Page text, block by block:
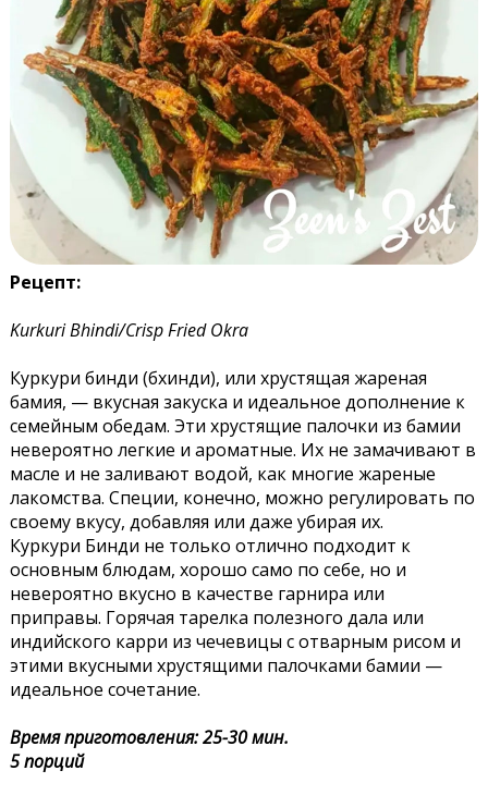
Рецепт:
Kurkuri Bhindi/Crisp Fried Okra
Куркури бинди (бхинди), или хрустящая жареная
бамия, — вкусная закуска и идеальное дополнение к
семейным обедам. Эти хрустящие палочки из бамии
невероятно легкие и ароматные. Их не замачивают в
масле и не заливают водой, как многие жареные
лакомства. Специи, конечно, можно регулировать по
своему вкусу, добавляя или даже убирая их.
Куркури Бинди не только отлично подходит к
основным блюдам, хорошо само по себе, но и
невероятно вкусно в качестве гарнира или
приправы. Горячая тарелка полезного дала или
индийского карри из чечевицы с отварным рисом и
этими вкусными хрустящими палочками бамии —
идеальное сочетание.
Время приготовления: 25-30 мин.
5 порций